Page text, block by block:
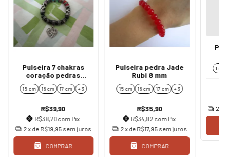
Pulseira 7 chakras
coração pedras
naturais 8 mm
15 cm 16 cm 17 cm + 3
R$39,90
R$38,70 com Pix
2x de R$19,95 sem juros
COMPRAR
Pulseira pedra Jade
Rubi 8 mm
15 cm 16 cm 17 cm + 3
R$35,90
R$34,82 com Pix
2x de R$17,95 sem juros
COMPRAR
15
2